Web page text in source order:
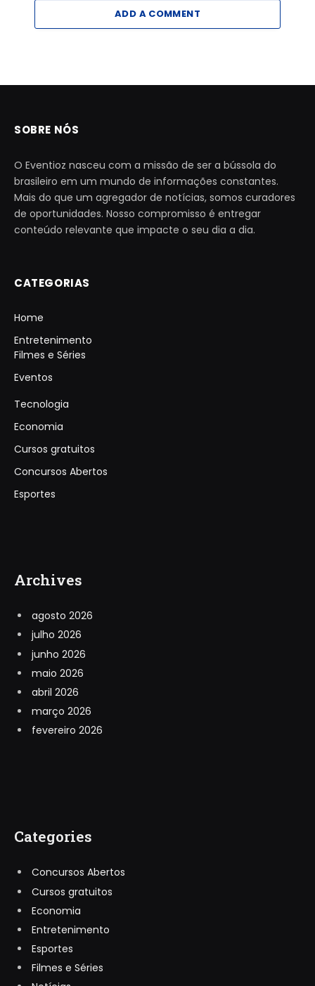
ADD A COMMENT
SOBRE NÓS
O Eventioz nasceu com a missão de ser a bússola do
brasileiro em um mundo de informações constantes.
Mais do que um agregador de notícias, somos curadores
de oportunidades. Nosso compromisso é entregar
conteúdo relevante que impacte o seu dia a dia.
CATEGORIAS
Home
Entretenimento
Filmes e Séries
Eventos
Tecnologia
Economia
Cursos gratuitos
Concursos Abertos
Esportes
Archives
agosto 2026
julho 2026
junho 2026
maio 2026
abril 2026
março 2026
fevereiro 2026
Categories
Concursos Abertos
Cursos gratuitos
Economia
Entretenimento
Esportes
Filmes e Séries